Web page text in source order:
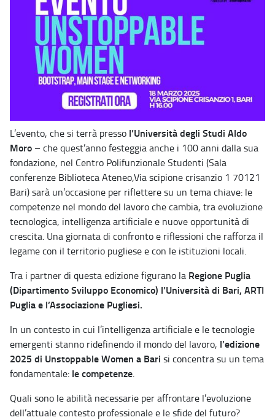
L’evento, che si terrà presso l’Università degli Studi Aldo
Moro – che quest’anno festeggia anche i 100 anni dalla sua
fondazione, nel Centro Polifunzionale Studenti (Sala
conferenze Biblioteca Ateneo,Via scipione crisanzio 1 70121
Bari) sarà un’occasione per riflettere su un tema chiave: le
competenze nel mondo del lavoro che cambia, tra evoluzione
tecnologica, intelligenza artificiale e nuove opportunità di
crescita. Una giornata di confronto e riflessioni che rafforza il
legame con il territorio pugliese e con le istituzioni locali.
Tra i partner di questa edizione figurano la Regione Puglia
(Dipartimento Sviluppo Economico) l’Università di Bari, ARTI
Puglia e l’Associazione Pugliesi.
In un contesto in cui l’intelligenza artificiale e le tecnologie
emergenti stanno ridefinendo il mondo del lavoro, l’edizione
2025 di Unstoppable Women a Bari si concentra su un tema
fondamentale: le competenze.
Quali sono le abilità necessarie per affrontare l’evoluzione
dell’attuale contesto professionale e le sfide del futuro?